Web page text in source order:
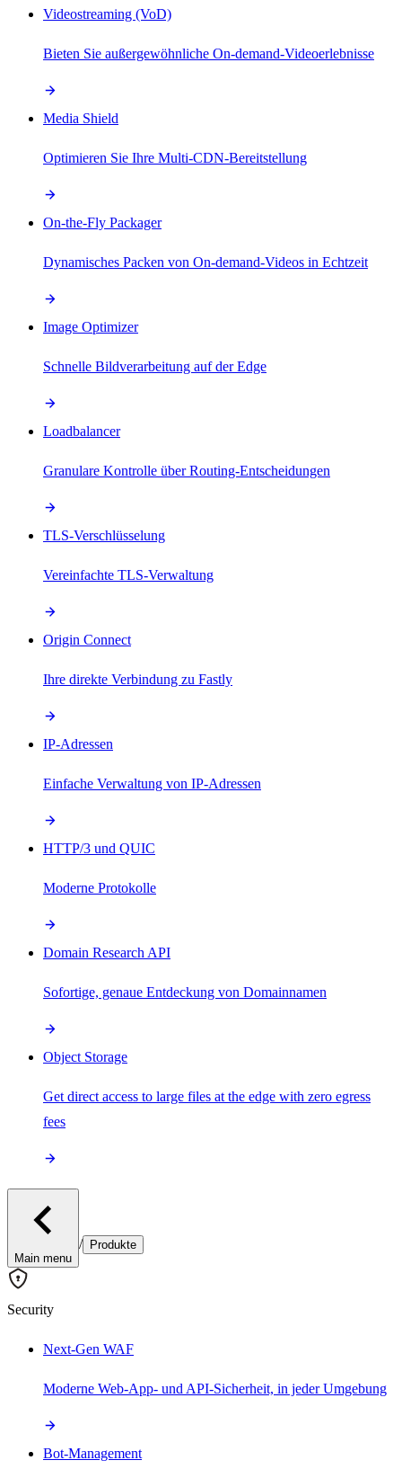
Videostreaming (VoD)
Bieten Sie außergewöhnliche On-demand-Videoerlebnisse
Media Shield
Optimieren Sie Ihre Multi-CDN-Bereitstellung
On-the-Fly Packager
Dynamisches Packen von On-demand-Videos in Echtzeit
Image Optimizer
Schnelle Bildverarbeitung auf der Edge
Loadbalancer
Granulare Kontrolle über Routing-Entscheidungen
TLS-Verschlüsselung
Vereinfachte TLS-Verwaltung
Origin Connect
Ihre direkte Verbindung zu Fastly
IP-Adressen
Einfache Verwaltung von IP-Adressen
HTTP/3 und QUIC
Moderne Protokolle
Domain Research API
Sofortige, genaue Entdeckung von Domainnamen
Object Storage
Get direct access to large files at the edge with zero egress
fees
Main menu
/ Produkte
Security
Next-Gen WAF
Moderne Web-App- und API-Sicherheit, in jeder Umgebung
Bot-Management